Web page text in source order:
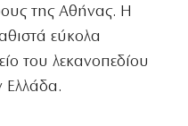
της Αθήνας. Η
εύκολα
του λεκανοπεδίου
Ελλάδα.